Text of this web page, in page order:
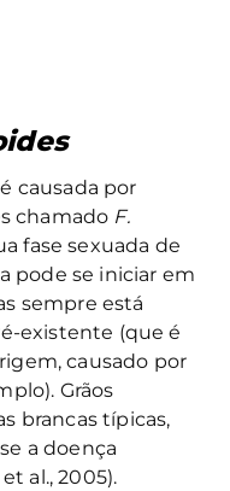
causada por
chamado F.
fase sexuada de
pode se iniciar em
sempre está
existente (que é
causado por
Grãos
brancas típicas,
a doença
al., 2005).